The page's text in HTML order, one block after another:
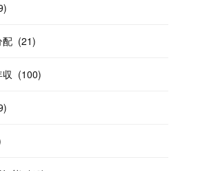
)
配 (21)
収 (100)
)